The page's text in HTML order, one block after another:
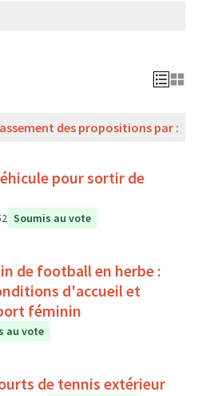
des propositions par :
pour sortir de
Soumis au vote
de football en herbe :
d'accueil et
féminin
au vote
de tennis extérieur